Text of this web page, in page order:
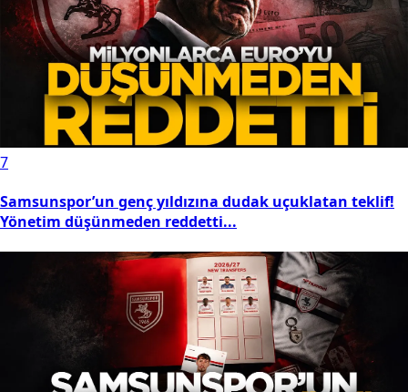
7
Samsunspor’un genç yıldızına dudak uçuklatan teklif!
Yönetim düşünmeden reddetti...